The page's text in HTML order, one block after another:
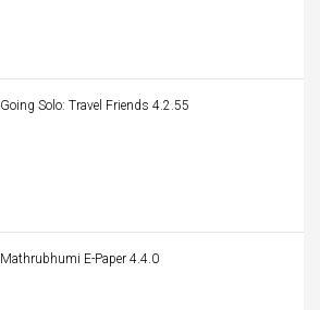
Going Solo: Travel Friends 4.2.55
Mathrubhumi E-Paper 4.4.0